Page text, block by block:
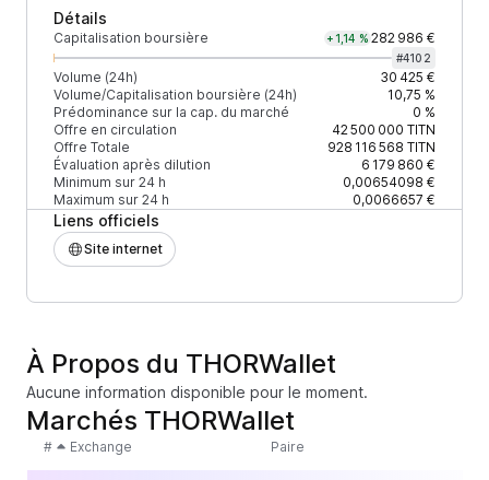
Détails
Capitalisation boursière +1,14 % 282 986 €
#4102
Volume (24h)
30 425 €
Volume/Capitalisation boursière (24h)
10,75 %
Prédominance sur la cap. du marché
0 %
Offre en circulation
42 500 000 TITN
Offre Totale
928 116 568 TITN
Évaluation après dilution
6 179 860 €
Minimum sur 24 h
0,00654098 €
Maximum sur 24 h
0,0066657 €
Liens officiels
Site internet
À Propos du THORWallet
Aucune information disponible pour le moment.
Marchés THORWallet
# Exchange Paire